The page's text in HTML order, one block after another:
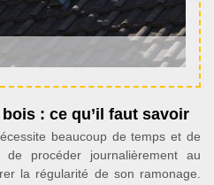
: ce qu’il faut savoir
beaucoup de temps et de
procéder journalièrement au
la régularité de son ramonage.